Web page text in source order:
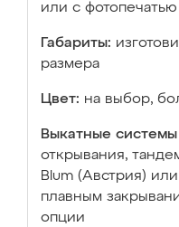
или с фотопечатью
Габариты:
размера
Цвет: на выбор,
Выкатные системы
открывания,
Blum (Австрия)
плавным
опции